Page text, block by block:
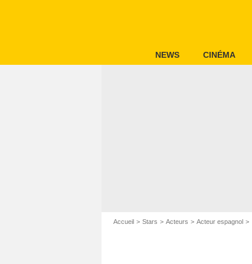
NEWS CINÉMA
Accueil Stars Acteurs Acteur espagnol